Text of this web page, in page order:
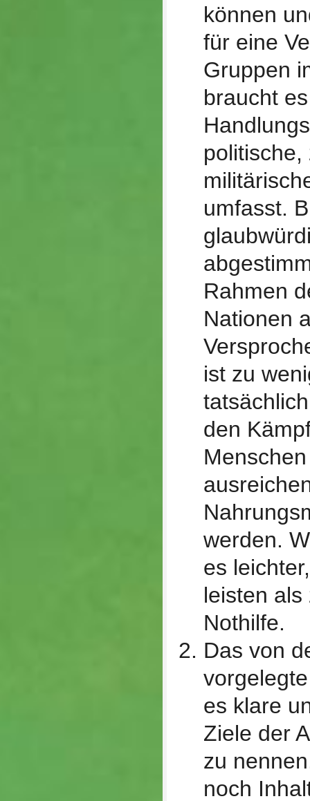
können
für eine
Gruppen
braucht
politische,
umfasst.
Rahmen
Nationen
ist zu
den
werden.
es
leisten
Nothilfe.
Das von
es klare
Ziele der
zu
noch